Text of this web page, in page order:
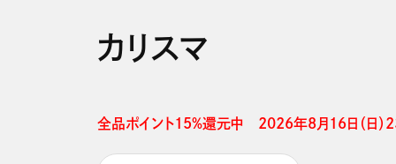
カリスマ
全品ポイント15%還元中　2026年8月16日（日